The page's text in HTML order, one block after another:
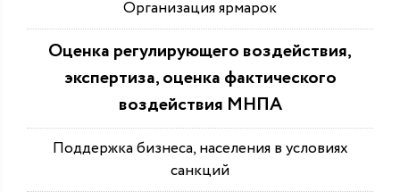
Организация ярмарок
Оценка регулирующего воздействия,
экспертиза, оценка фактического
воздействия МНПА
Поддержка бизнеса, населения в условиях
санкций